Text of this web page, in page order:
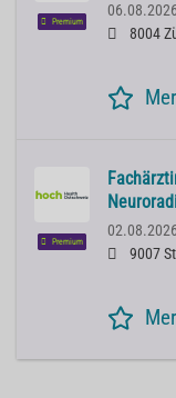
Premium
8004
Premium
9007